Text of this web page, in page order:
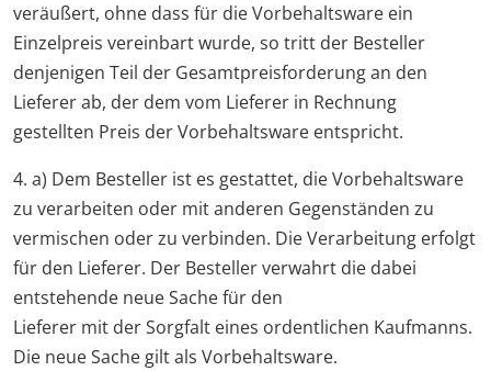
veräußert, ohne dass für die Vorbehaltsware ein
Einzelpreis vereinbart wurde, so tritt der Besteller
denjenigen Teil der Gesamtpreisforderung an den
Lieferer ab, der dem vom Lieferer in Rechnung
gestellten Preis der Vorbehaltsware entspricht.
4. a) Dem Besteller ist es gestattet, die Vorbehaltsware
zu verarbeiten oder mit anderen Gegenständen zu
vermischen oder zu verbinden. Die Verarbeitung erfolgt
für den Lieferer. Der Besteller verwahrt die dabei
entstehende neue Sache für den
Lieferer mit der Sorgfalt eines ordentlichen Kaufmanns.
Die neue Sache gilt als Vorbehaltsware.